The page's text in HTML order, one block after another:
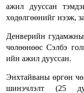
ажил дууссан
хөдөлгөөнийг нээж,
Денверийн
чөлөөнөөс Сэлбэ
ийн ажил дууссан.
Энхтайваны өргөн
шинэчлэлт (25